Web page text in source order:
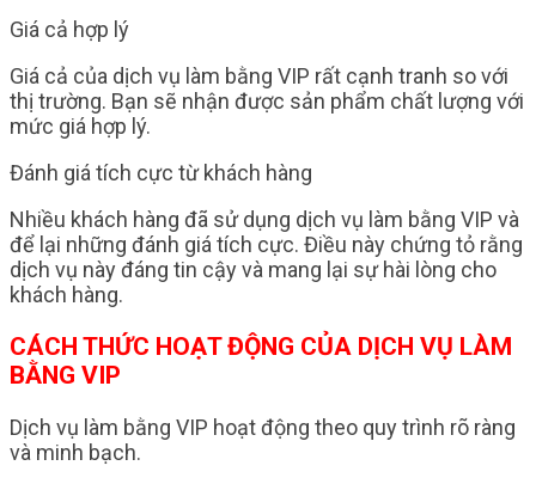
Giá cả hợp lý
Giá cả của dịch vụ làm bằng VIP rất cạnh tranh so với
thị trường. Bạn sẽ nhận được sản phẩm chất lượng với
mức giá hợp lý.
Đánh giá tích cực từ khách hàng
Nhiều khách hàng đã sử dụng dịch vụ làm bằng VIP và
để lại những đánh giá tích cực. Điều này chứng tỏ rằng
dịch vụ này đáng tin cậy và mang lại sự hài lòng cho
khách hàng.
CÁCH THỨC HOẠT ĐỘNG CỦA DỊCH VỤ LÀM
BẰNG VIP
Dịch vụ làm bằng VIP hoạt động theo quy trình rõ ràng
và minh bạch.